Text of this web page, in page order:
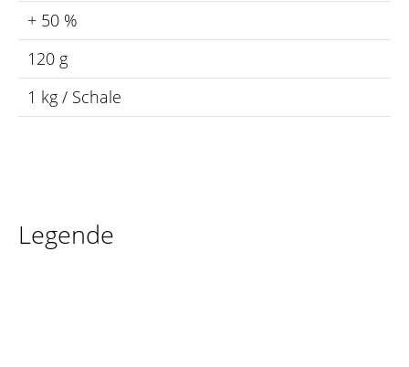
+ 50 %
120 g
1 kg / Schale
Legende